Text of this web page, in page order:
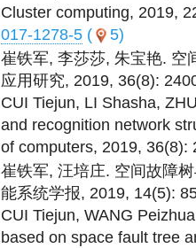
Cluster computing, 2019,
017-1278-5 ( 5)
崔铁军, 李莎莎, 朱宝艳. 空
应用研究, 2019, 36(8):
CUI Tiejun, LI Shasha,
and recognition network
of computers, 2019, 36(8):
崔铁军, 汪培庄. 空间故障
能系统学报, 2019, 14(5):
CUI Tiejun, WANG
based on space fault tree